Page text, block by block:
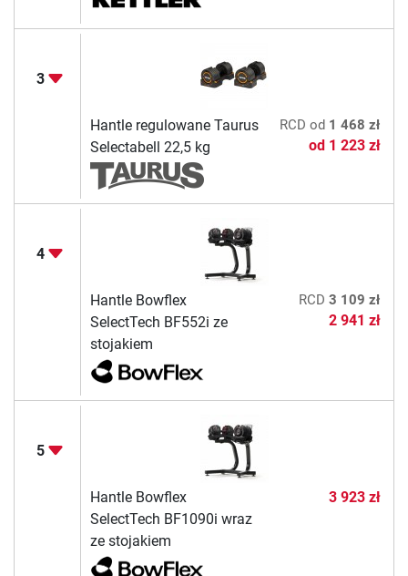
3
Hantle regulowane Taurus
Selectabell 22,5 kg
RCD od 1 468 zł
od 1 223 zł
4
Hantle Bowflex
SelectTech BF552i ze
stojakiem
RCD 3 109 zł
2 941 zł
5
Hantle Bowflex
SelectTech BF1090i wraz
ze stojakiem
3 923 zł